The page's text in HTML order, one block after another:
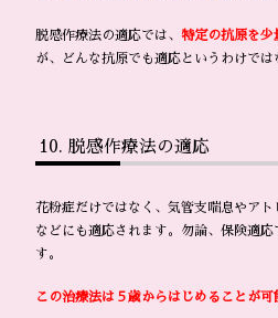
脱感作療法の適応では、 特定の抗原を少
が、どんな抗原でも適応というわけでは
脱感作療法の適応
花粉症だけではなく、気管支喘息やア
などにも適応されます。勿論、保険適応
す。
この治療法は５歳からはじめることが可